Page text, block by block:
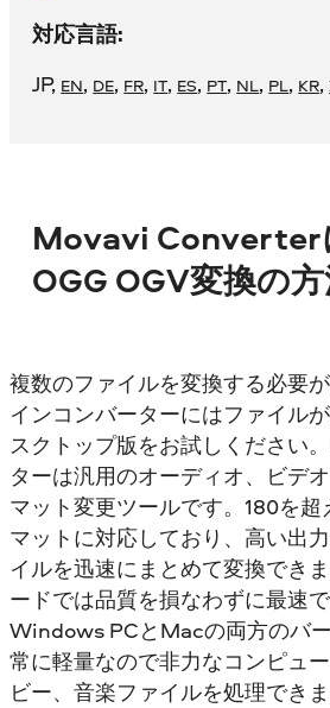
対応言語:
JP, EN, DE, FR, IT, ES, PT, NL, PL, KR,
Movavi Converter
OGG OGV変換の
複数のファイルを変換する必要
インコンバーターにはファイル
スクトップ版をお試しください
ターは汎用のオーディオ、ビデ
マット変更ツールです。180を
マットに対応しており、高い出
イルを迅速にまとめて変換でき
ードでは品質を損なわずに最速で
Windows PCとMacの両方のバ
常に軽量なので非力なコンピュ
ビー、音楽ファイルを処理できま